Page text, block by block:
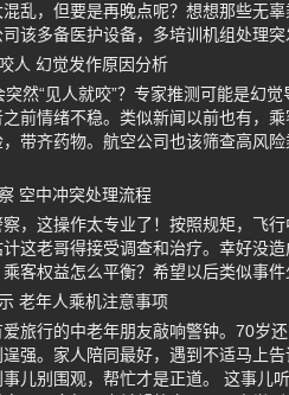
乱，但要是再晚点呢？想想那些无
该多备医护设备，多培训机组处理
人 幻觉发作原因分析
突然“见人就咬”？专家推测可能是幻
前情绪不稳。类似新闻以前也有，
带齐药物。航空公司也该筛查高风
空中冲突处理流程
，这操作太专业了！按照规矩，飞
这老哥得接受调查和治疗。幸好没
客权益怎么平衡？希望以后类似事件
老年人乘机注意事项
旅行的中老年朋友敲响警钟。70岁
强。家人陪同最好，遇到不适马上
儿别围观，帮忙才是正道。 这事儿